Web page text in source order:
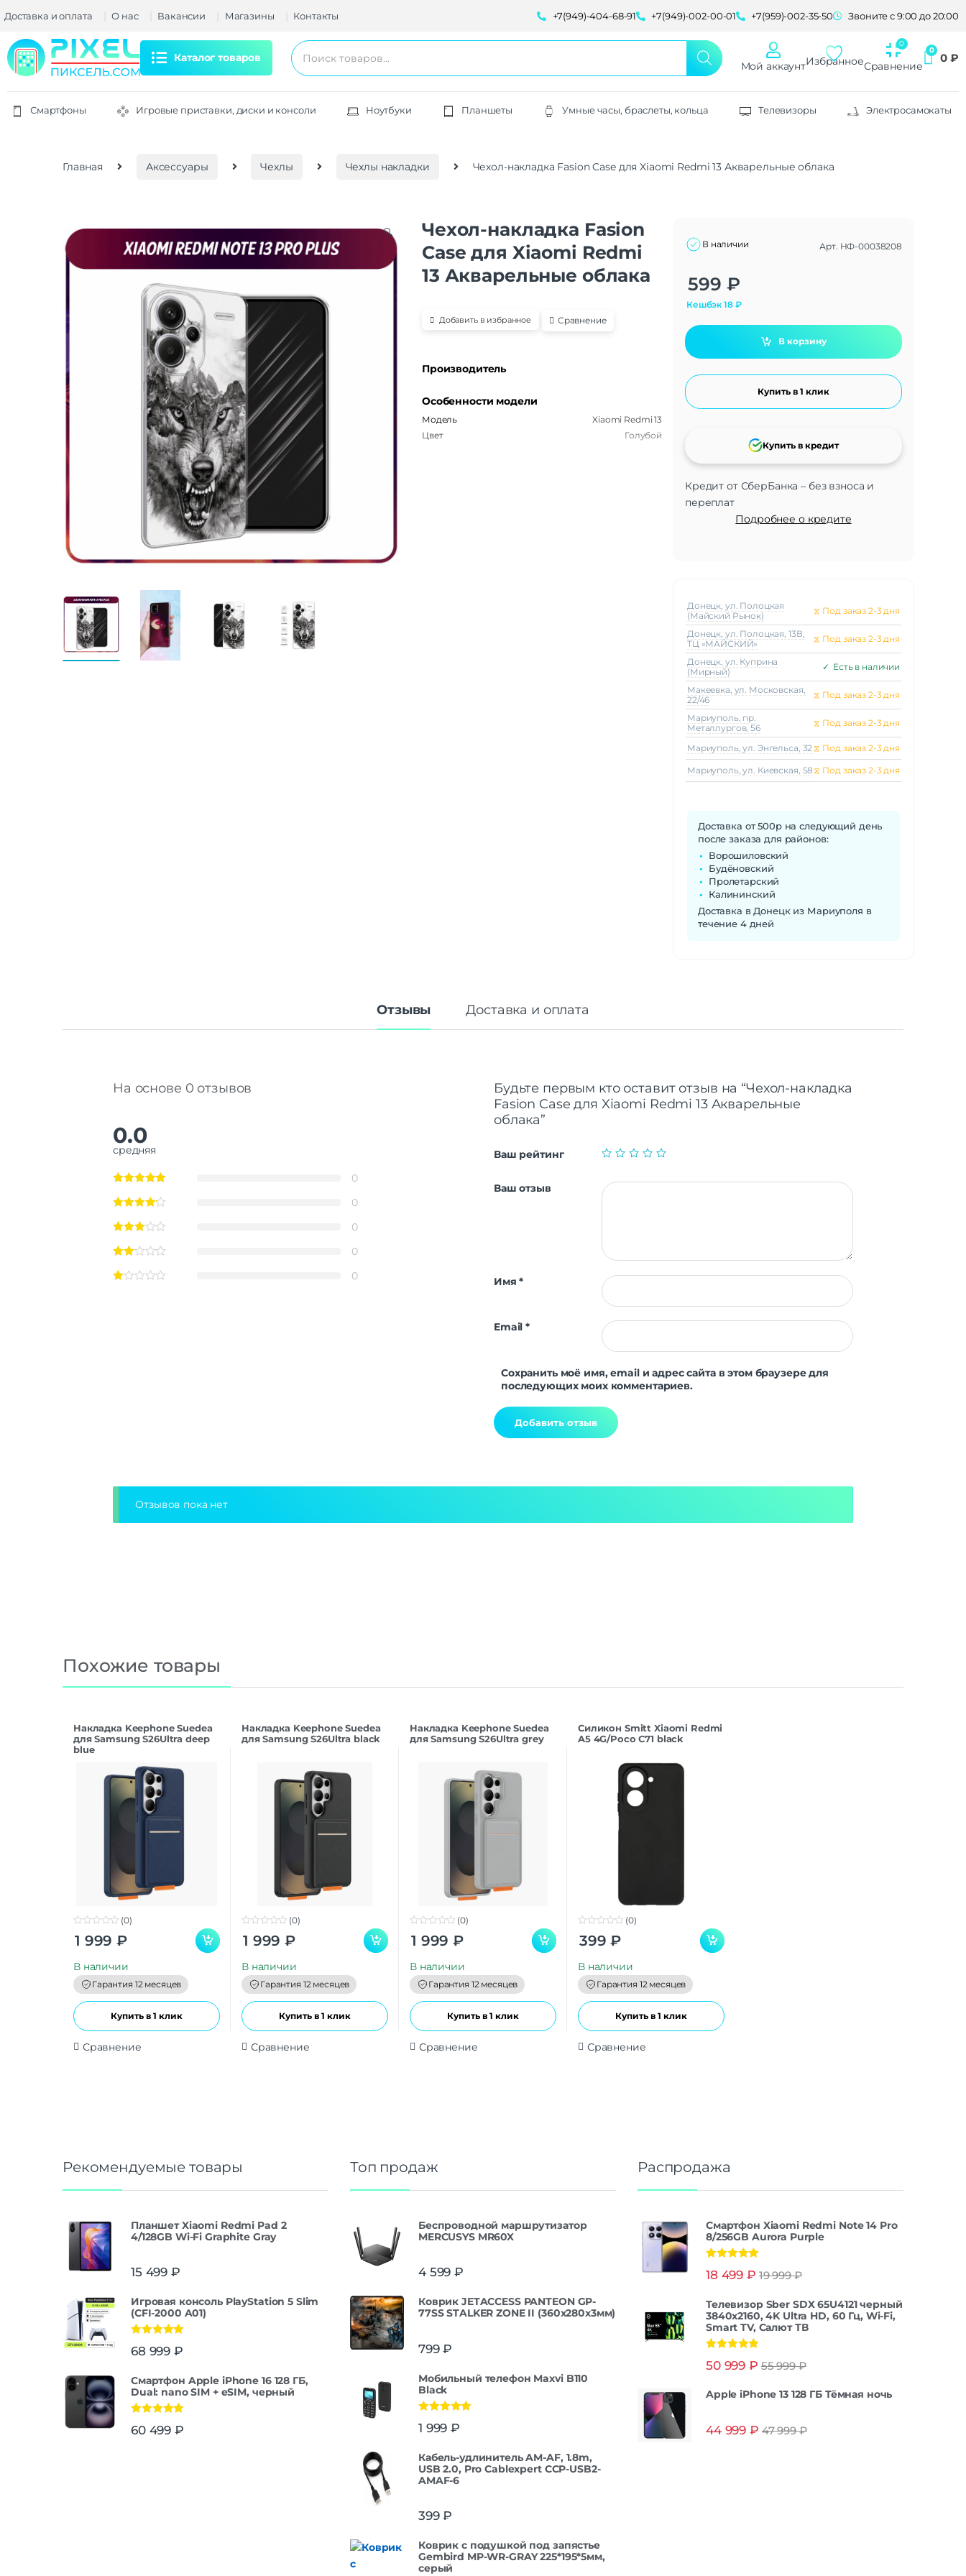
Доставка и оплата О нас Вакансии Магазины Контакты +7(949)-404-68-91 +7(949)-002-00-01 +7(959)-002-35-50 Звоните с 9:00 до 20:00
Каталог товаров
Мой аккаунтИзбранноеСравнение
0 ₽
Смартфоны Игровые приставки, диски и консоли Ноутбуки Планшеты Умные часы, браслеты, кольца Телевизоры Электросамокаты
Главная Аксессуары Чехлы Чехлы накладки Чехол-накладка Fasion Case для Xiaomi Redmi 13 Акварельные облака
🔍
Чехол-накладка Fasion
Case для Xiaomi Redmi
13 Акварельные облака
Добавить в избранное Сравнение
Производитель
Особенности модели
Модель
Xiaomi Redmi 13
Цвет
Голубой
В наличии Арт. НФ-00038208
599 ₽
Кешбэк18₽
В корзину
Купить в 1 клик
Кредит от СберБанка – без взноса и
переплат
Подробнее о кредите
Купить в кредит
Alternative:
Донецк, ул. Полоцкая
(Майский Рынок)
⧖ Под заказ 2-3 дня
Донецк, ул. Полоцкая, 13В,
ТЦ «МАЙСКИЙ»
⧖ Под заказ 2-3 дня
Донецк, ул. Куприна
(Мирный)
✓ Есть в наличии
Макеeвка, ул. Московская,
22/46
⧖ Под заказ 2-3 дня
Мариуполь, пр.
Металлургов, 56
⧖ Под заказ 2-3 дня
Мариуполь, ул. Энгельса, 32 ⧖ Под заказ 2-3 дня
Мариуполь, ул. Киевская, 58 ⧖ Под заказ 2-3 дня
Доставка от 500р на следующий день
после заказа для районов:
Ворошиловский
Будёновский
Пролетарский
Калининский
Доставка в Донецк из Мариуполя в
течение 4 дней
Отзывы Доставка и оплата
На основе 0 отзывов
0.0
средняя
0
0
0
0
0
Будьте первым кто оставит отзыв на “Чехол-накладка
Fasion Case для Xiaomi Redmi 13 Акварельные
облака”
Ваш рейтинг
Ваш отзыв
Имя*
Email*
Сохранить моё имя, email и адрес сайта в этом браузере для
последующих моих комментариев.
Отзывов пока нет
Похожие товары
Накладка Keephone Suedea
для Samsung S26Ultra deep
blue
o
(0)
1 999 ₽
В наличии
Гарантия 12 месяцев
Купить в 1 клик
Сравнение
Накладка Keephone Suedea
для Samsung S26Ultra black
o
(0)
1 999 ₽
В наличии
Гарантия 12 месяцев
Купить в 1 клик
Сравнение
Накладка Keephone Suedea
для Samsung S26Ultra grey
o
(0)
1 999 ₽
В наличии
Гарантия 12 месяцев
Купить в 1 клик
Сравнение
Силикон Smitt Xiaomi Redmi
A5 4G/Poco C71 black
o
o
(0)
399 ₽
В наличии
Гарантия 12 месяцев
Купить в 1 клик
Сравнение
Рекомендуемые товары
Планшет Xiaomi Redmi Pad 2
4/128GB Wi-Fi Graphite Gray
15 499 ₽
Игровая консоль PlayStation 5 Slim
(CFI-2000 A01)
из 5
68 999 ₽
Смартфон Apple iPhone 16 128 ГБ,
Dual: nano SIM + eSIM, черный
из 5
60 499 ₽
Топ продаж
Беспроводной маршрутизатор
MERCUSYS MR60X
4 599 ₽
Коврик JETACCESS PANTEON GP-
77SS STALKER ZONE II (360x280x3мм)
799₽
Мобильный телефон Maxvi B110
Black
из 5
1 999 ₽
Кабель-удлинитель AM-AF, 1.8m,
USB 2.0, Pro Cablexpert CCP-USB2-
AMAF-6
399₽
Коврик с подушкой под запястье
Gembird MP-WR-GRAY 225*195*5мм,
серый
Распродажа
Смартфон Xiaomi Redmi Note 14 Pro
8/256GB Aurora Purple
из 5
18 499 ₽ 19 999₽
Телевизор Sber SDX 65U4121 черный
3840x2160, 4K Ultra HD, 60 Гц, Wi-Fi,
Smart TV, Салют ТВ
из 5
50 999 ₽ 55 999₽
Apple iPhone 13 128 ГБ Тёмная ночь
44 999 ₽ 47 999₽